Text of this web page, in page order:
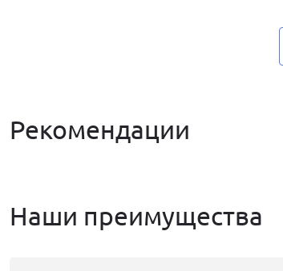
Рекомендации
Наши преимущества